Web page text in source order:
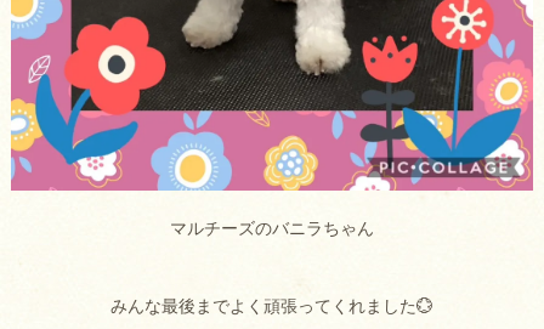
マルチーズのバニラちゃん
みんな最後までよく頑張ってくれました💮